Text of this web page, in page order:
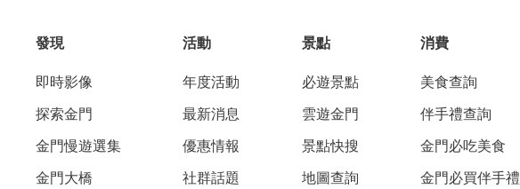
發現
即時影像
探索金門
金門慢遊選集
金門大橋
活動
年度活動
最新消息
優惠情報
社群話題
景點
必遊景點
雲遊金門
景點快搜
地圖查詢
消費
美食查詢
伴手禮查詢
金門必吃美食
金門必買伴手禮